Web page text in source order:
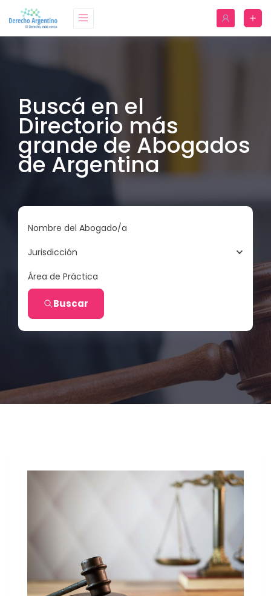
Buscá en el
Directorio más
grande de Abogados
de Argentina
Nombre del Abogado/a
Jurisdicción
Área de Práctica
Buscar